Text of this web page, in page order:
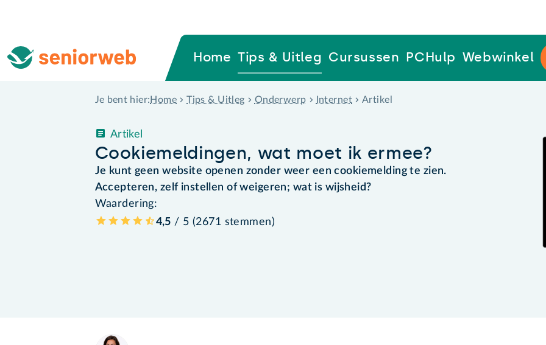
Home Tips & Uitleg Cursussen PCHulp Webwinkel
Je bent hier: Home Tips & Uitleg Onderwerp Internet Artikel
Cookiemeldingen, wat moet ik ermee?
Artikel
Je kunt geen website openen zonder weer een cookiemelding te zien.
Accepteren, zelf instellen of weigeren; wat is wijsheid?
Waardering:
4,5 / 5 (2671 stemmen)